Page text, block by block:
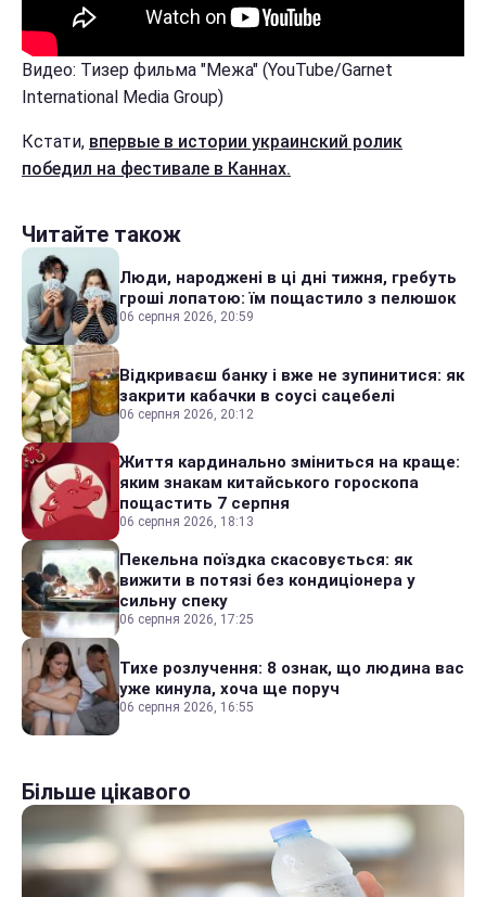
Видео: Тизер фильма "Межа" (YouTube/Garnet
International Media Group)
Кстати, впервые в истории украинский ролик
победил на фестивале в Каннах.
Читайте також
Люди, народжені в ці дні тижня, гребуть
гроші лопатою: їм пощастило з пелюшок
06 серпня 2026, 20:59
Відкриваєш банку і вже не зупинитися: як
закрити кабачки в соусі сацебелі
06 серпня 2026, 20:12
Життя кардинально зміниться на краще:
яким знакам китайського гороскопа
пощастить 7 серпня
06 серпня 2026, 18:13
Пекельна поїздка скасовується: як
вижити в потязі без кондиціонера у
сильну спеку
06 серпня 2026, 17:25
Тихе розлучення: 8 ознак, що людина вас
уже кинула, хоча ще поруч
06 серпня 2026, 16:55
Більше цікавого